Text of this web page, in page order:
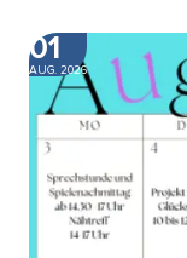
01
AUG. 2026